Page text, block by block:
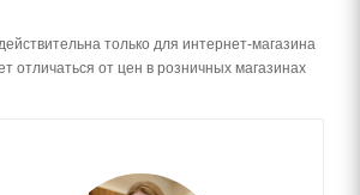
только для интернет-магазина
отличаться от цен в розничных магазинах